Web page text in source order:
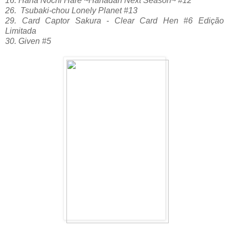
26. Tsubaki-chou Lonely Planet #13
29. Card Captor Sakura - Clear Card Hen #6 Edição
Limitada
30. Given #5